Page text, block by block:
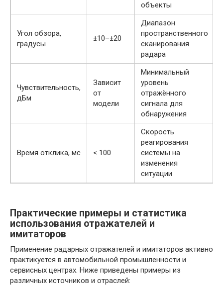
объекты
Угол обзора,
градусы
±10–±20
Диапазон
пространственного
сканирования
радара
Чувствительность,
дБм
Зависит
от
модели
Минимальный
уровень
отражённого
сигнала для
обнаружения
Время отклика, мс < 100
Скорость
реагирования
системы на
изменения
ситуации
Практические примеры и статистика
использования отражателей и
имитаторов
Применение радарных отражателей и имитаторов активно
практикуется в автомобильной промышленности и
сервисных центрах. Ниже приведены примеры из
различных источников и отраслей: